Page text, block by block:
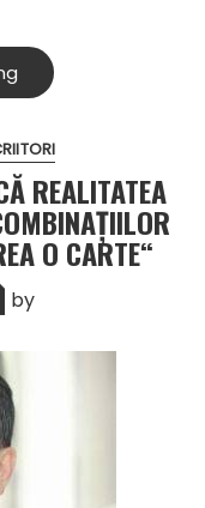
REALITATEA
O CARTE“
by